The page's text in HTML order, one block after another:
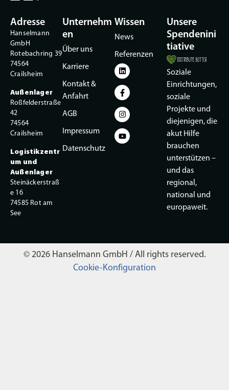
Adresse
Hanselmann
GmbH
Rotebachring 39
74564
Crailsheim
Außenlager
Roßfelderstraße
42
74564
Crailsheim
Logistikzentr
um und
Außenlager
Steinäckerstraß
e 16
74585 Rot am
See
Unternehm
en
Über uns
Karriere
Kontakt &
Anfahrt
AGB
Impressum
Datenschutz
Wissen
News
Referenzen
Unsere
Spendenini
tiative
Soziale
Einrichtungen,
soziale
Projekte und
diejenigen, die
akut Hilfe
brauchen
unterstützen –
und das
regional,
national und
europaweit.
© 2026 Hanselmann GmbH / All rights reserved.
Cookie-Konfiguration